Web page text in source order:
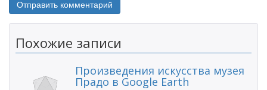
Похожие записи
Произведения искусства музея
Прадо в Google Earth